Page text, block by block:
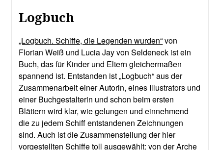
Logbuch
„Logbuch. Schiffe, die Legenden wurden“von
Florian Weiß und Lucia Jay von Seldeneck ist ein
Buch, das für Kinder und Eltern gleichermaßen
spannend ist. Entstanden ist „Logbuch“ aus der
Zusammenarbeit einer Autorin, eines Illustrators und
einer Buchgestalterin und schon beim ersten
Blättern wird klar, wie gelungen und einnehmend
die zu jedem Schiff entstandenen Zeichnungen
sind. Auch ist die Zusammenstellung der hier
vorgestellten Schiffe toll ausgewählt: von der Arche